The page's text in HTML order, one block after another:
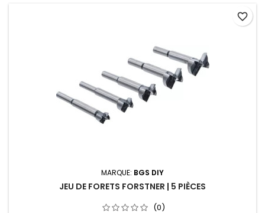
MARQUE: BGS DIY
JEU DE FORETS FORSTNER | 5 PIÈCES
(0)
favorite_border